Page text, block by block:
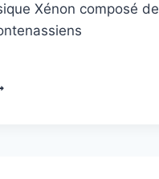
Xénon composé de